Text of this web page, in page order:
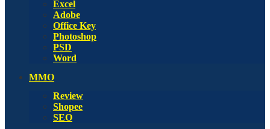
Excel
Adobe
Office Key
Photoshop
PSD
Word
MMO
Review
Shopee
SEO